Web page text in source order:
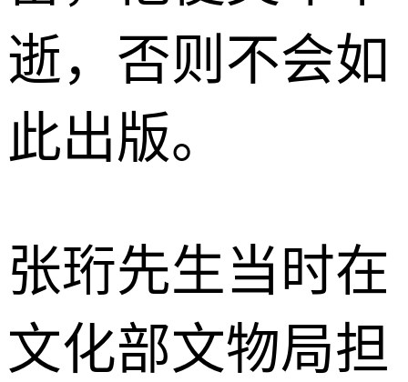
逝，否则不会如
此出版。
张珩先生当时在
文化部文物局担